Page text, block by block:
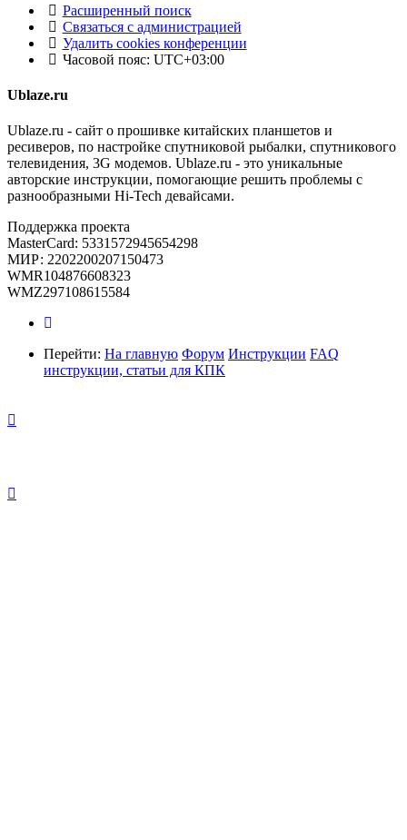
Расширенный поиск
Связаться с администрацией
Удалить cookies конференции
Часовой пояс: UTC+03:00
Ublaze.ru
Ublaze.ru - сайт о прошивке китайских планшетов и
ресиверов, по настройке спутниковой рыбалки, спутникового
телевидения, 3G модемов. Ublaze.ru - это уникальные
авторские инструкции, помогающие решить проблемы с
разнообразными Hi-Tech девайсами.
Поддержка проекта
MasterCard: 5331572945654298
МИР: 2202200207150473
WMR104876608323
WMZ297108615584
Перейти: На главную Форум Инструкции FAQ
инструкции, статьи для КПК